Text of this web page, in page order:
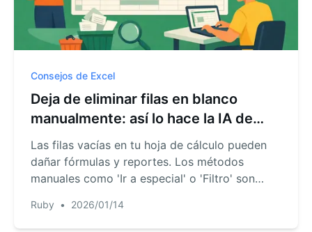
Consejos de Excel
Deja de eliminar filas en blanco
manualmente: así lo hace la IA de
Excel en segundos
Las filas vacías en tu hoja de cálculo pueden
dañar fórmulas y reportes. Los métodos
manuales como 'Ir a especial' o 'Filtro' son
un agente de IA para Excel, elimina todas las
filas vacías con una simple instrucción,
Ruby • 2026/01/14